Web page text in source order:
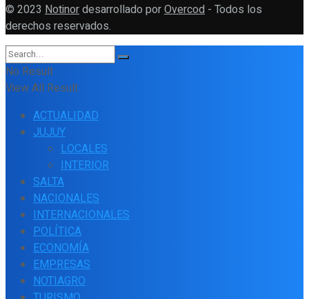
© 2023 Notinordesarrollado porOvercod - Todos los
derechos reservados.
No Result
View All Result
ACTUALIDAD
JUJUY
LOCALES
INTERIOR
SALTA
NACIONALES
INTERNACIONALES
POLÍTICA
ECONOMÍA
EMPRESAS
NOTIAGRO